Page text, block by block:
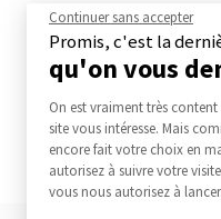
Continuer sans accepter
Promis, c'est la
qu'on vous
Plateforme de
On est vraiment très
site vous intéresse. Mais
encore fait votre choix en
autorisez à suivre votre
vous nous autorisez à lancer.